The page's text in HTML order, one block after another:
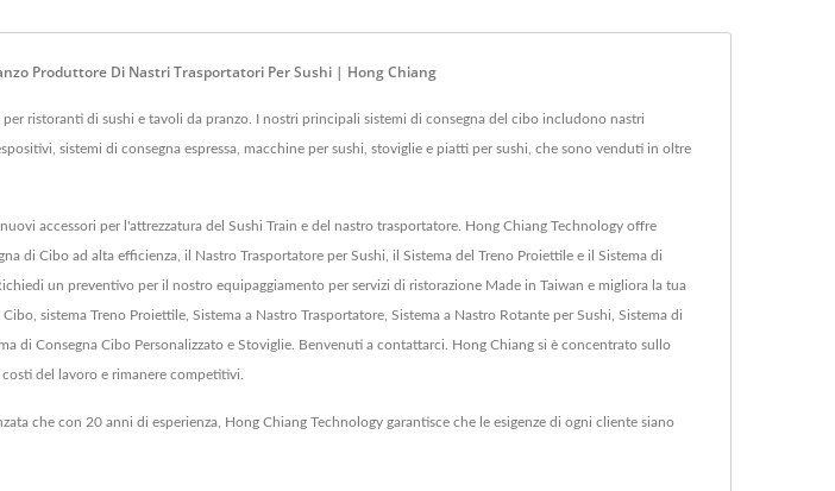
Produttore Di Nastri Trasportatori Per Sushi | Hong Chiang
ristoranti di sushi e tavoli da pranzo. I nostri principali sistemi di consegna del cibo includono nastri
sistemi di consegna espressa, macchine per sushi, stoviglie e piatti per sushi, che sono venduti in oltre
accessori per l'attrezzatura del Sushi Train e del nastro trasportatore. Hong Chiang Technology offre
Cibo ad alta efficienza, il Nastro Trasportatore per Sushi, il Sistema del Treno Proiettile e il Sistema di
un preventivo per il nostro equipaggiamento per servizi di ristorazione Made in Taiwan e migliora la tua
sistema Treno Proiettile, Sistema a Nastro Trasportatore, Sistema a Nastro Rotante per Sushi, Sistema di
di Consegna Cibo Personalizzato e Stoviglie. Benvenuti a contattarci. Hong Chiang si è concentrato sullo
del lavoro e rimanere competitivi.
che con 20 anni di esperienza, Hong Chiang Technology garantisce che le esigenze di ogni cliente siano